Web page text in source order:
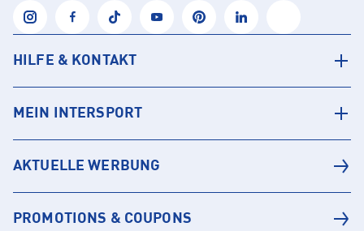
HILFE & KONTAKT
MEIN INTERSPORT
AKTUELLE WERBUNG
PROMOTIONS & COUPONS